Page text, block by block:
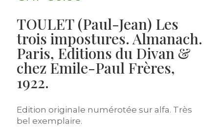
TOULET (Paul-Jean) Les
trois impostures. Almanach.
Paris, Editions du Divan &
chez Emile-Paul Frères,
1922.
Edition originale numérotée sur alfa. Très
bel exemplaire.